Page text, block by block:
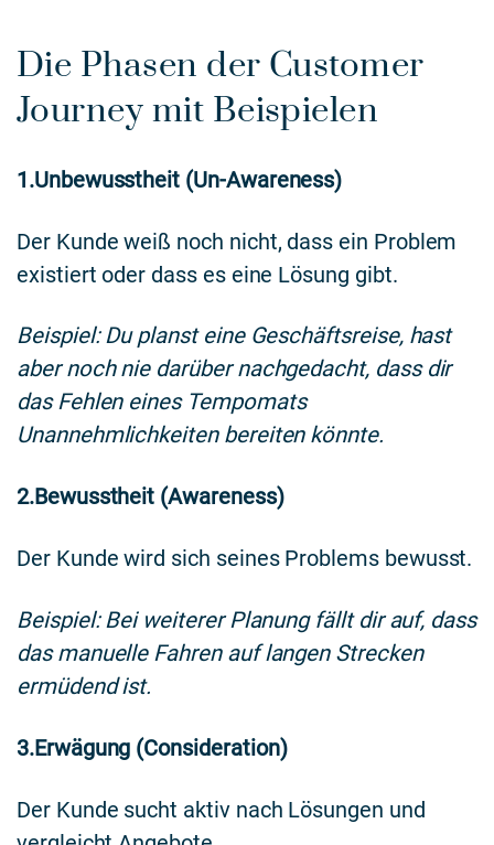
Die Phasen der Customer
Journey mit Beispielen
1.Unbewusstheit (Un-Awareness)
Der Kunde weiß noch nicht, dass ein Problem
existiert oder dass es eine Lösung gibt.
Beispiel: Du planst eine Geschäftsreise, hast
aber noch nie darüber nachgedacht, dass dir
das Fehlen eines Tempomats
Unannehmlichkeiten bereiten könnte.
2.Bewusstheit (Awareness)
Der Kunde wird sich seines Problems bewusst.
Beispiel: Bei weiterer Planung fällt dir auf, dass
das manuelle Fahren auf langen Strecken
ermüdend ist.
3.Erwägung (Consideration)
Der Kunde sucht aktiv nach Lösungen und